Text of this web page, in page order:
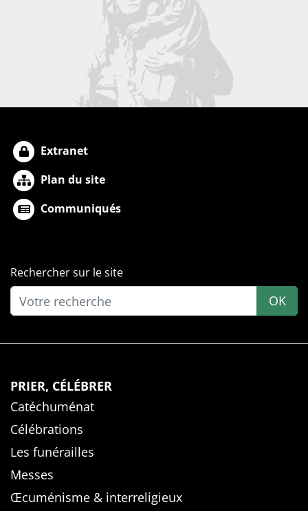
Extranet
Plan du site
Communiqués
Rechercher sur le site
OK
PRIER, CÉLÉBRER
Catéchuménat
Célébrations
Les funérailles
Messes
Œcuménisme & interreligieux